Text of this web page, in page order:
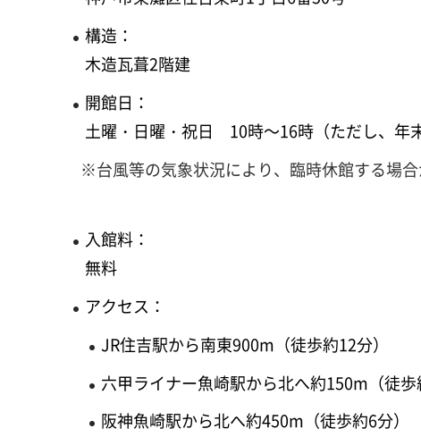
構造：
木造瓦葺2階建
開館日：
土曜・日曜・祝日 10時～16時（ただし、年
※台風等の気象状況により、臨時休館する場
入館料：
無料
アクセス：
JR住吉駅から南東900m（徒歩約12分）
六甲ライナー魚崎駅から北へ約150m（徒歩
阪神魚崎駅から北へ約450m（徒歩約6分）